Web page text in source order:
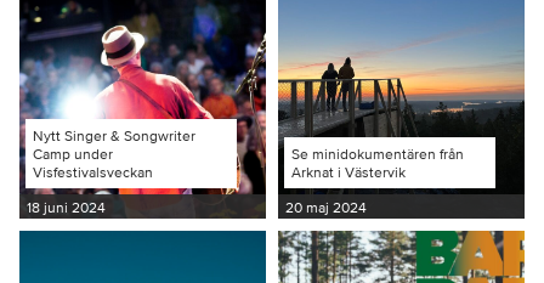
Nytt Singer & Songwriter
Camp under
Visfestivalsveckan
18 juni 2024
Se minidokumentären från
Arknat i Västervik
20 maj 2024